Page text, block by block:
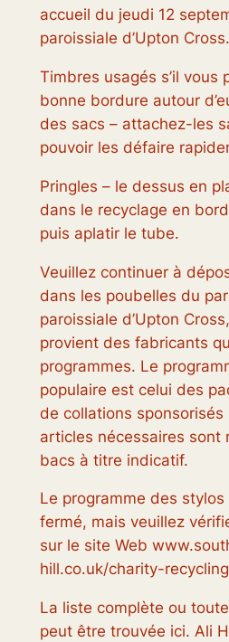
accueil du jeudi 12
paroissiale d’Upton Cross.
Timbres usagés s’il vous
bonne bordure autour
des sacs – attachez-les
pouvoir les défaire
Pringles – le dessus en
dans le recyclage en
puis aplatir le tube.
Veuillez continuer à
dans les poubelles du
paroissiale d’Upton
provient des fabricants
programmes. Le
populaire est celui des
de collations sponsorisés
articles nécessaires sont
bacs à titre indicatif.
Le programme des
fermé, mais veuillez
sur le site Web
hill.co.uk/charity-recycling
La liste complète ou
peut être trouvée ici. Ali